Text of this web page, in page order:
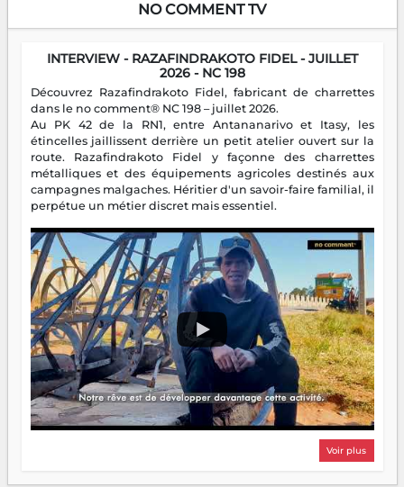
NO COMMENT TV
INTERVIEW - RAZAFINDRAKOTO FIDEL - JUILLET
2026 - NC 198
Découvrez Razafindrakoto Fidel, fabricant de charrettes
dans le no comment® NC 198 – juillet 2026.
Au PK 42 de la RN1, entre Antananarivo et Itasy, les
étincelles jaillissent derrière un petit atelier ouvert sur la
route. Razafindrakoto Fidel y façonne des charrettes
métalliques et des équipements agricoles destinés aux
campagnes malgaches. Héritier d'un savoir-faire familial, il
perpétue un métier discret mais essentiel.
Voir plus